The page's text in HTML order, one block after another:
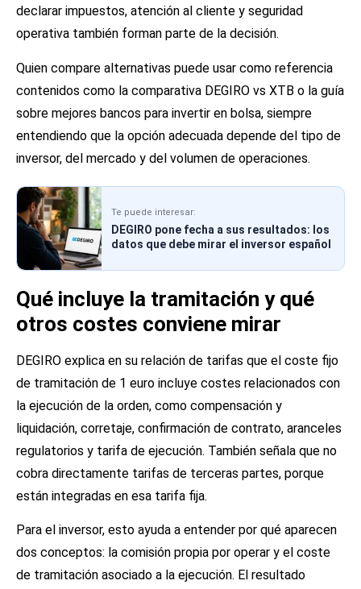
declarar impuestos, atención al cliente y seguridad
operativa también forman parte de la decisión.
Quien compare alternativas puede usar como referencia
contenidos como la comparativa DEGIRO vs XTB o la guía
sobre mejores bancos para invertir en bolsa, siempre
entendiendo que la opción adecuada depende del tipo de
inversor, del mercado y del volumen de operaciones.
Te puede interesar:
DEGIRO pone fecha a sus resultados: los
datos que debe mirar el inversor español
Qué incluye la tramitación y qué
otros costes conviene mirar
DEGIRO explica en su relación de tarifas que el coste fijo
de tramitación de 1 euro incluye costes relacionados con
la ejecución de la orden, como compensación y
liquidación, corretaje, confirmación de contrato, aranceles
regulatorios y tarifa de ejecución. También señala que no
cobra directamente tarifas de terceras partes, porque
están integradas en esa tarifa fija.
Para el inversor, esto ayuda a entender por qué aparecen
dos conceptos: la comisión propia por operar y el coste
de tramitación asociado a la ejecución. El resultado